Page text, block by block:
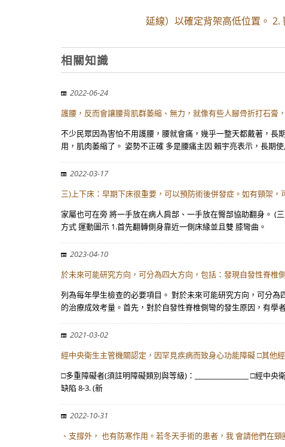
延線）以確定背架高低位置。
相關知識
2022-06-24
護腰，反而會讓腰背肌群萎縮、無力，就像有些人腳骨折打石膏
不少民眾因為害怕不用護腰，腰就會痛，幾乎一整天都戴著，
用，肌肉萎縮了。 姿勢不正確 多是腰痛主因 賴宇亮表示，長期
2022-03-17
三)上下床：早期下床很重要，可以預防術後併發症。如有頸架，
家屬也可在旁 將一手放在病人肩部、一手放在臀部協助翻身。 (
方式 運動圖示 1.首先翻轉側身靠近一側床緣並且雙 膝彎曲。
2023-04-10
於未來可能研究方向，可分為四大方向，包括：發現自發性脊
列為每年學生檢查的必要項目。 對於未來可能研究方向，可分
的治療成效考量。首先，對於自發性脊椎側彎的發生原因，有學
2021-03-02
經中央衛生主管機關認定，因罕見疾病而致身心功能障礙 □其他
□多重障礙者(須註明障礙類別與等級)：_______________ □經
缺陷 8-3. (新
2022-10-31
、支撐外， 也有防寒作用。若冬天手術的患者，我 會請他們在